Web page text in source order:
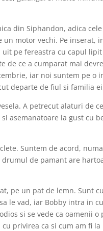
din Siphandon, adica
motor vechi. Pe inserat,
pe fereastra cu capul lipit
de ce a cumparat mai
iar noi suntem pe o
departe de fiul si familia
A petrecut alaturi de
asemanatoare la gust cu
Suntem de acord,
de pamant are
pe un pat de lemn. Sunt
le vad, iar Bobby intra in
si se vede ca oamenii o
privirea ca si cum am fi la